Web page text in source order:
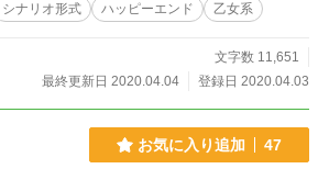
シナリオ形式 ハッピーエンド 乙女系
文字数 11,651
最終更新日 2020.04.04
登録日 2020.04.03
お気に入り追加 47